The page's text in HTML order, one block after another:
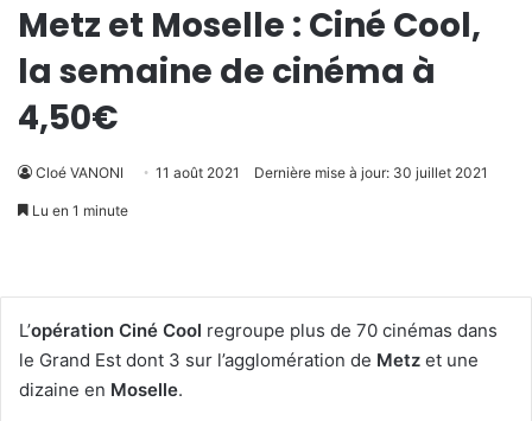
Metz et Moselle : Ciné Cool,
la semaine de cinéma à
4,50€
Cloé VANONI 11 août 2021 Dernière mise à jour: 30 juillet 2021
Lu en 1 minute
L’opération Ciné Cool regroupe plus de 70 cinémas dans
le Grand Est dont 3 sur l’agglomération de Metz et une
dizaine en Moselle.